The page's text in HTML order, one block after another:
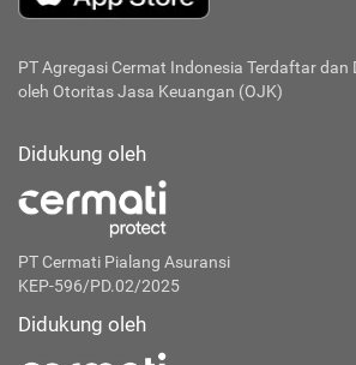
PT Agregasi Cermat Indonesia Terdaftar dan
oleh Otoritas Jasa Keuangan (OJK)
Didukung oleh
PT Cermati Pialang Asuransi
KEP-596/PD.02/2025
Didukung oleh